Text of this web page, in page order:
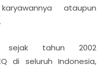
ataupun
.
sejak tahun 2002
di seluruh Indonesia,